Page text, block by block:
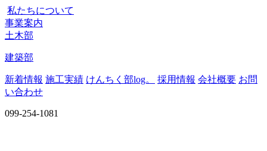
私たちについて
事業案内
土木部
建築部
新着情報 施工実績 けんちく部log。 採用情報 会社概要 お問
い合わせ
099-254-1081